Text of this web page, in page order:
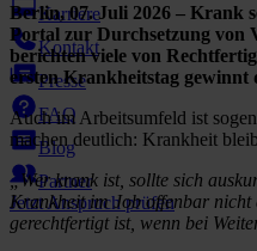
Karriere
Kontakt
Presse
FAQ
Blog
Partner
Jetzt Anspruch prüfen
Berlin, 07. Juli 2026 – Krank
Portal zur Durchsetzung von
berichten viele von
ersten Krankheitstag gewinnt
Auch im Arbeitsumfeld ist
machen deutlich: Krankheit
„Wer krank ist, sollte sich
Krankheit im Job offenbar nicht
gerechtfertigt ist, wenn bei